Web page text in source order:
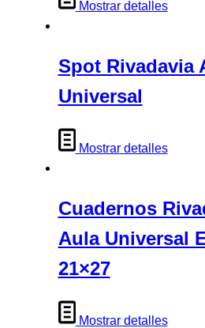
Mostrar detalles
Spot Rivadavia
Universal
Mostrar detalles
Cuadernos
Aula Universal
21×27
Mostrar detalles